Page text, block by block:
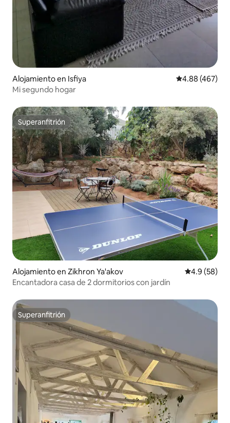
Alojamiento en Isfiya Calificación
4.88 (467)
Mi segundo hogar
Superanfitrión
Superanfitrión
Alojamiento en Zikhron Ya'akov Calificación
4.9 (58)
Encantadora casa de 2 dormitorios con jardín
Superanfitrión
Superanfitrión